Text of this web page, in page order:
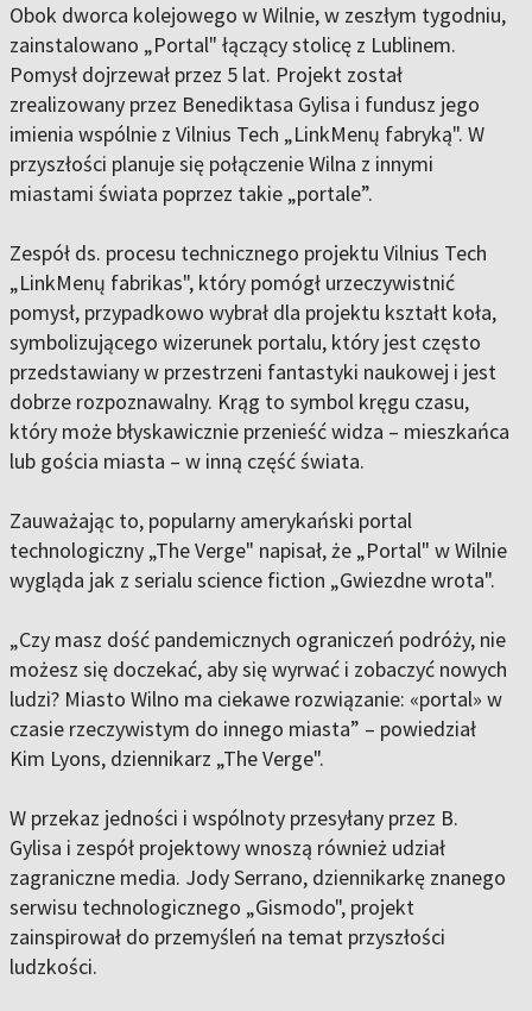
Obok dworca kolejowego w Wilnie, w zeszłym tygodniu,
zainstalowano „Portal" łączący stolicę z Lublinem.
Pomysł dojrzewał przez 5 lat. Projekt został
zrealizowany przez Benediktasa Gylisa i fundusz jego
imienia wspólnie z Vilnius Tech „LinkMenų fabryką". W
przyszłości planuje się połączenie Wilna z innymi
miastami świata poprzez takie „portale”.
Zespół ds. procesu technicznego projektu Vilnius Tech
„LinkMenų fabrikas", który pomógł urzeczywistnić
pomysł, przypadkowo wybrał dla projektu kształt koła,
symbolizującego wizerunek portalu, który jest często
przedstawiany w przestrzeni fantastyki naukowej i jest
dobrze rozpoznawalny. Krąg to symbol kręgu czasu,
który może błyskawicznie przenieść widza – mieszkańca
lub gościa miasta – w inną część świata.
Zauważając to, popularny amerykański portal
technologiczny „The Verge" napisał, że „Portal" w Wilnie
wygląda jak z serialu science fiction „Gwiezdne wrota".
„Czy masz dość pandemicznych ograniczeń podróży, nie
możesz się doczekać, aby się wyrwać i zobaczyć nowych
ludzi? Miasto Wilno ma ciekawe rozwiązanie: «portal» w
czasie rzeczywistym do innego miasta” – powiedział
Kim Lyons, dziennikarz „The Verge".
W przekaz jedności i wspólnoty przesyłany przez B.
Gylisa i zespół projektowy wnoszą również udział
zagraniczne media. Jody Serrano, dziennikarkę znanego
serwisu technologicznego „Gismodo", projekt
zainspirował do przemyśleń na temat przyszłości
ludzkości.